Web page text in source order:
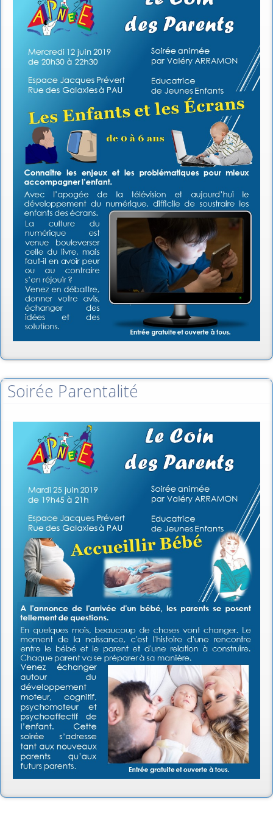
Soirée Parentalité